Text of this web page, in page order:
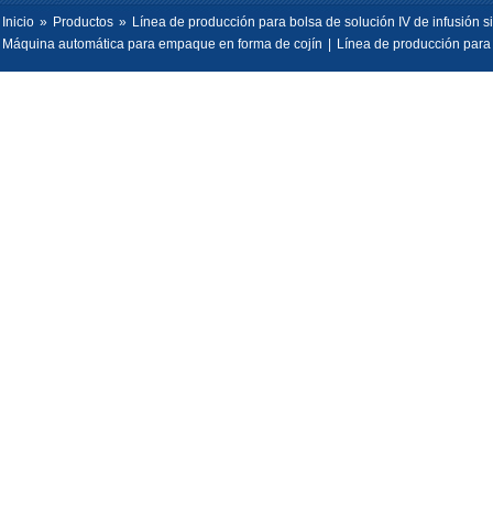
Inicio » Productos » Línea de producción para bolsa de solución IV de infusión
Máquina automática para empaque en forma de cojín
Línea de producción